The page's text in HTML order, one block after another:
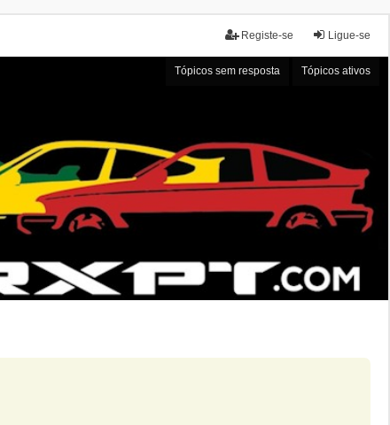
Ligue-se
Registe-se
Tópicos sem resposta Tópicos ativos